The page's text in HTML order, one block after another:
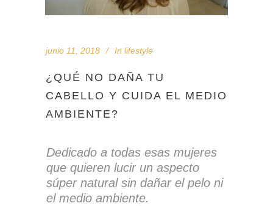
junio 11, 2018 In lifestyle
¿QUÉ NO DAÑA TU
CABELLO Y CUIDA EL MEDIO
AMBIENTE?
Dedicado a todas esas mujeres
que quieren lucir un aspecto
súper natural sin dañar el pelo ni
el medio ambiente.